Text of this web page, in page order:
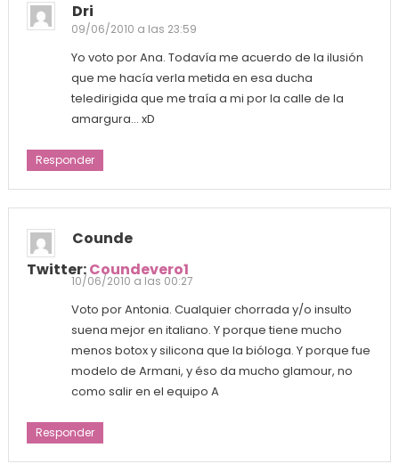
Dri
09/06/2010 a las 23:59
Yo voto por Ana. Todavía me acuerdo de la ilusión
que me hacía verla metida en esa ducha
teledirigida que me traía a mi por la calle de la
amargura… xD
Responder
Counde
Twitter:Coundevero1
10/06/2010 a las 00:27
Voto por Antonia. Cualquier chorrada y/o insulto
suena mejor en italiano. Y porque tiene mucho
menos botox y silicona que la bióloga. Y porque fue
modelo de Armani, y éso da mucho glamour, no
como salir en el equipo A
Responder